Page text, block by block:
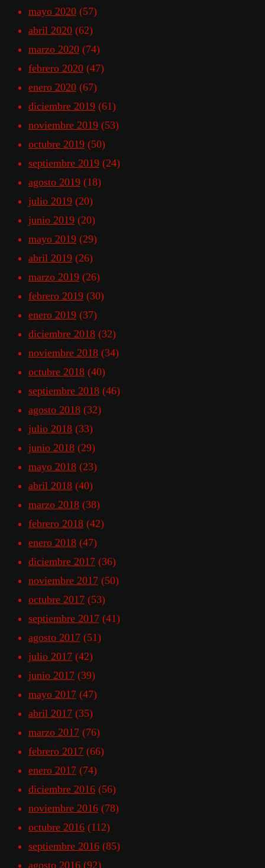
mayo 2020 (57)
abril 2020 (62)
marzo 2020 (74)
febrero 2020 (47)
enero 2020 (67)
diciembre 2019 (61)
noviembre 2019 (53)
octubre 2019 (50)
septiembre 2019 (24)
agosto 2019 (18)
julio 2019 (20)
junio 2019 (20)
mayo 2019 (29)
abril 2019 (26)
marzo 2019 (26)
febrero 2019 (30)
enero 2019 (37)
diciembre 2018 (32)
noviembre 2018 (34)
octubre 2018 (40)
septiembre 2018 (46)
agosto 2018 (32)
julio 2018 (33)
junio 2018 (29)
mayo 2018 (23)
abril 2018 (40)
marzo 2018 (38)
febrero 2018 (42)
enero 2018 (47)
diciembre 2017 (36)
noviembre 2017 (50)
octubre 2017 (53)
septiembre 2017 (41)
agosto 2017 (51)
julio 2017 (42)
junio 2017 (39)
mayo 2017 (47)
abril 2017 (35)
marzo 2017 (76)
febrero 2017 (66)
enero 2017 (74)
diciembre 2016 (56)
noviembre 2016 (78)
octubre 2016 (112)
septiembre 2016 (85)
agosto 2016 (92)